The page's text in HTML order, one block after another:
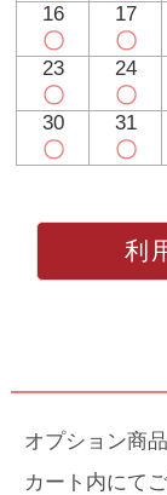
16
〇
17
〇
23
〇
24
〇
30
〇
31
〇
利
オプション商
カート内にて